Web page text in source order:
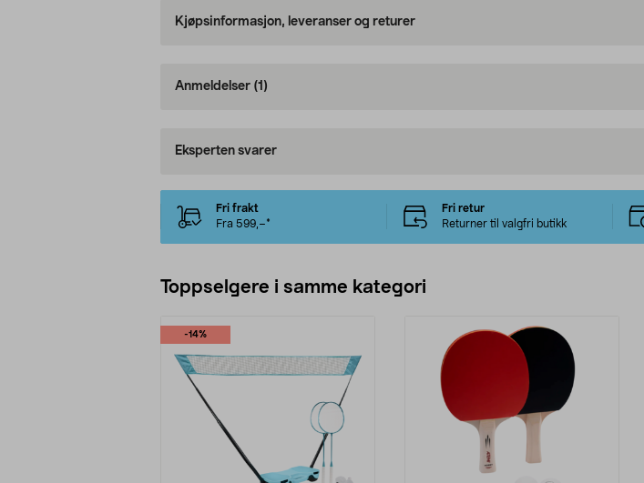
Kjøpsinformasjon, leveranser og returer
Anmeldelser (1)
Eksperten svarer
Fri frakt
Fra 599,–*
Fri retur
Returner til valgfri butikk
Toppselgere i samme kategori
-14%